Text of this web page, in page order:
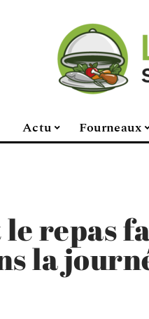
Actu Fourneaux
repas
la